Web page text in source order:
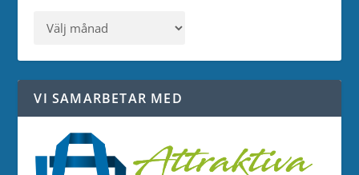
VI SAMARBETAR MED